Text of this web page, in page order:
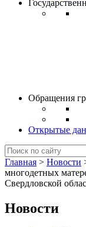
Обращения
Открытые
Главная > Новости
многодетных
Свердловской
Новости